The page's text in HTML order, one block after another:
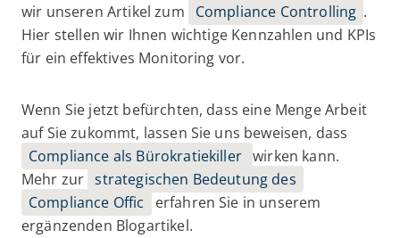
wir unseren Artikel zum
Compliance Controlling .
Hier stellen wir Ihnen wichtige Kennzahlen und KPIs
für ein effektives Monitoring vor.
Wenn Sie jetzt befürchten, dass eine Menge Arbeit
auf Sie zukommt, lassen Sie uns beweisen, dass
Compliance als Bürokratiekiller wirken kann.
Mehr zur strategischen Bedeutung des
Compliance Offic
erfahren Sie in unserem
ergänzenden Blogartikel.